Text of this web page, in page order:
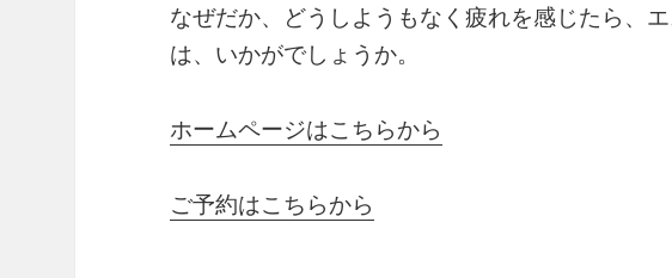
なぜだか、どうしようもなく疲れを感じたら、
は、いかがでしょうか。
ホームページはこちらから
ご予約はこちらから